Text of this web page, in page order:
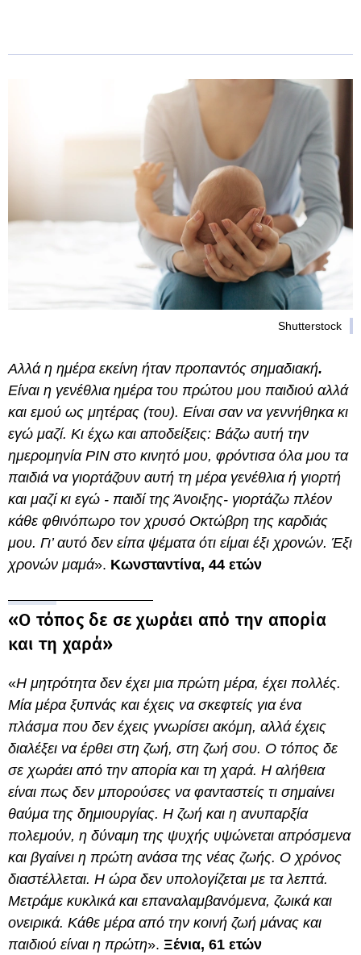
Shutterstock
Αλλά η ημέρα εκείνη ήταν προπαντός σημαδιακή.
Είναι η γενέθλια ημέρα του πρώτου μου παιδιού αλλά
και εμού ως μητέρας (του). Είναι σαν να γεννήθηκα κι
εγώ μαζί. Κι έχω και αποδείξεις: Βάζω αυτή την
ημερομηνία PIN στο κινητό μου, φρόντισα όλα μου τα
παιδιά να γιορτάζουν αυτή τη μέρα γενέθλια ή γιορτή
και μαζί κι εγώ - παιδί της Άνοιξης- γιορτάζω πλέον
κάθε φθινόπωρο τον χρυσό Οκτώβρη της καρδιάς
μου. Γι’ αυτό δεν είπα ψέματα ότι είμαι έξι χρονών. Έξι
χρονών μαμά». Κωνσταντίνα, 44 ετών
«Ο τόπος δε σε χωράει από την απορία
και τη χαρά»
«Η μητρότητα δεν έχει μια πρώτη μέρα, έχει πολλές.
Μία μέρα ξυπνάς και έχεις να σκεφτείς για ένα
πλάσμα που δεν έχεις γνωρίσει ακόμη, αλλά έχεις
διαλέξει να έρθει στη ζωή, στη ζωή σου. Ο τόπος δε
σε χωράει από την απορία και τη χαρά. Η αλήθεια
είναι πως δεν μπορούσες να φανταστείς τι σημαίνει
θαύμα της δημιουργίας. Η ζωή και η ανυπαρξία
πολεμούν, η δύναμη της ψυχής υψώνεται απρόσμενα
και βγαίνει η πρώτη ανάσα της νέας ζωής. Ο χρόνος
διαστέλλεται. Η ώρα δεν υπολογίζεται με τα λεπτά.
Μετράμε κυκλικά και επαναλαμβανόμενα, ζωικά και
ονειρικά. Κάθε μέρα από την κοινή ζωή μάνας και
παιδιού είναι η πρώτη». Ξένια, 61 ετών